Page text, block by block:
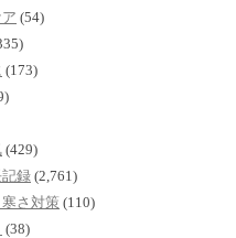
(54)
(173)
(429)
録 (2,761)
さ対策 (110)
(38)